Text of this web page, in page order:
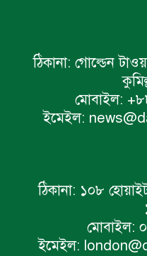
ঠিকানা: গোল্ডেন
মোবাইল:
ইমেইল:
ঠিকানা: ১০৮
মোবাইল:
ইমেইল: